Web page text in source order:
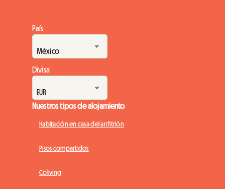
País
Divisa
Nuestros tipos de alojamiento
Habitación en casa del anfitrión
Pisos compartidos
Coliving